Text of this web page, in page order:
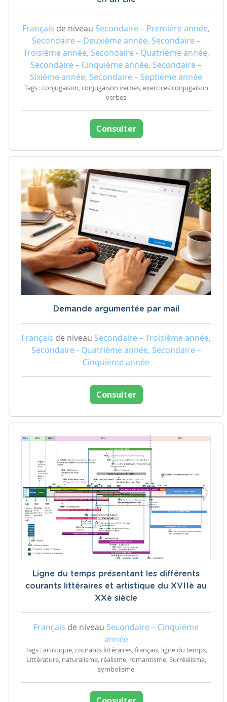
Français de niveau Secondaire – Première année,
Secondaire – Deuxième année, Secondaire –
Troisième année, Secondaire - Quatrième année,
Secondaire – Cinquième année, Secondaire –
Sixième année, Secondaire – Septième année
Tags : conjugaison, conjugaison verbes, exercices conjugaison
verbes
Consulter
Demande argumentée par mail
Français de niveau Secondaire – Troisième année,
Secondaire - Quatrième année, Secondaire –
Cinquième année
Consulter
Ligne du temps présentant les différents
courants littéraires et artistique du XVIIè au
XXè siècle
Français de niveau Secondaire – Cinquième
année
Tags : artistique, courants littéraires, français, ligne du temps,
Littérature, naturalisme, réalisme, romantisme, Surréalisme,
symbolisme